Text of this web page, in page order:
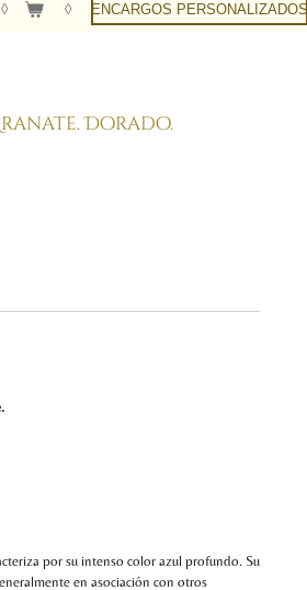
ENCARGOS PERSONALIZADOS
Dorado.
por su intenso color azul profundo. Su
en asociación con otros